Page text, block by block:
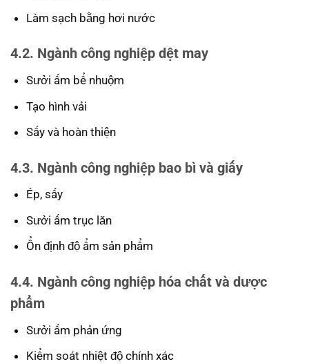
Làm sạch bằng hơi nước
4.2. Ngành công nghiệp dệt may
Sưởi ấm bể nhuộm
Tạo hình vải
Sấy và hoàn thiện
4.3. Ngành công nghiệp bao bì và giấy
Ép, sấy
Sưởi ấm trục lăn
Ổn định độ ẩm sản phẩm
4.4. Ngành công nghiệp hóa chất và dược
phẩm
Sưởi ấm phản ứng
Kiểm soát nhiệt độ chính xác